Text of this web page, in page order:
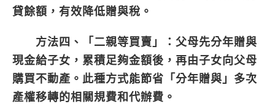
貸餘額，有效降低贈與稅。
方法四、「二親等買賣」： 父母先分年贈與
現金給子女，累積足夠金額後，再由子女向父母
購買不動產。此種方式能節省「分年贈與」多次
產權移轉的相關規費和代辦費。